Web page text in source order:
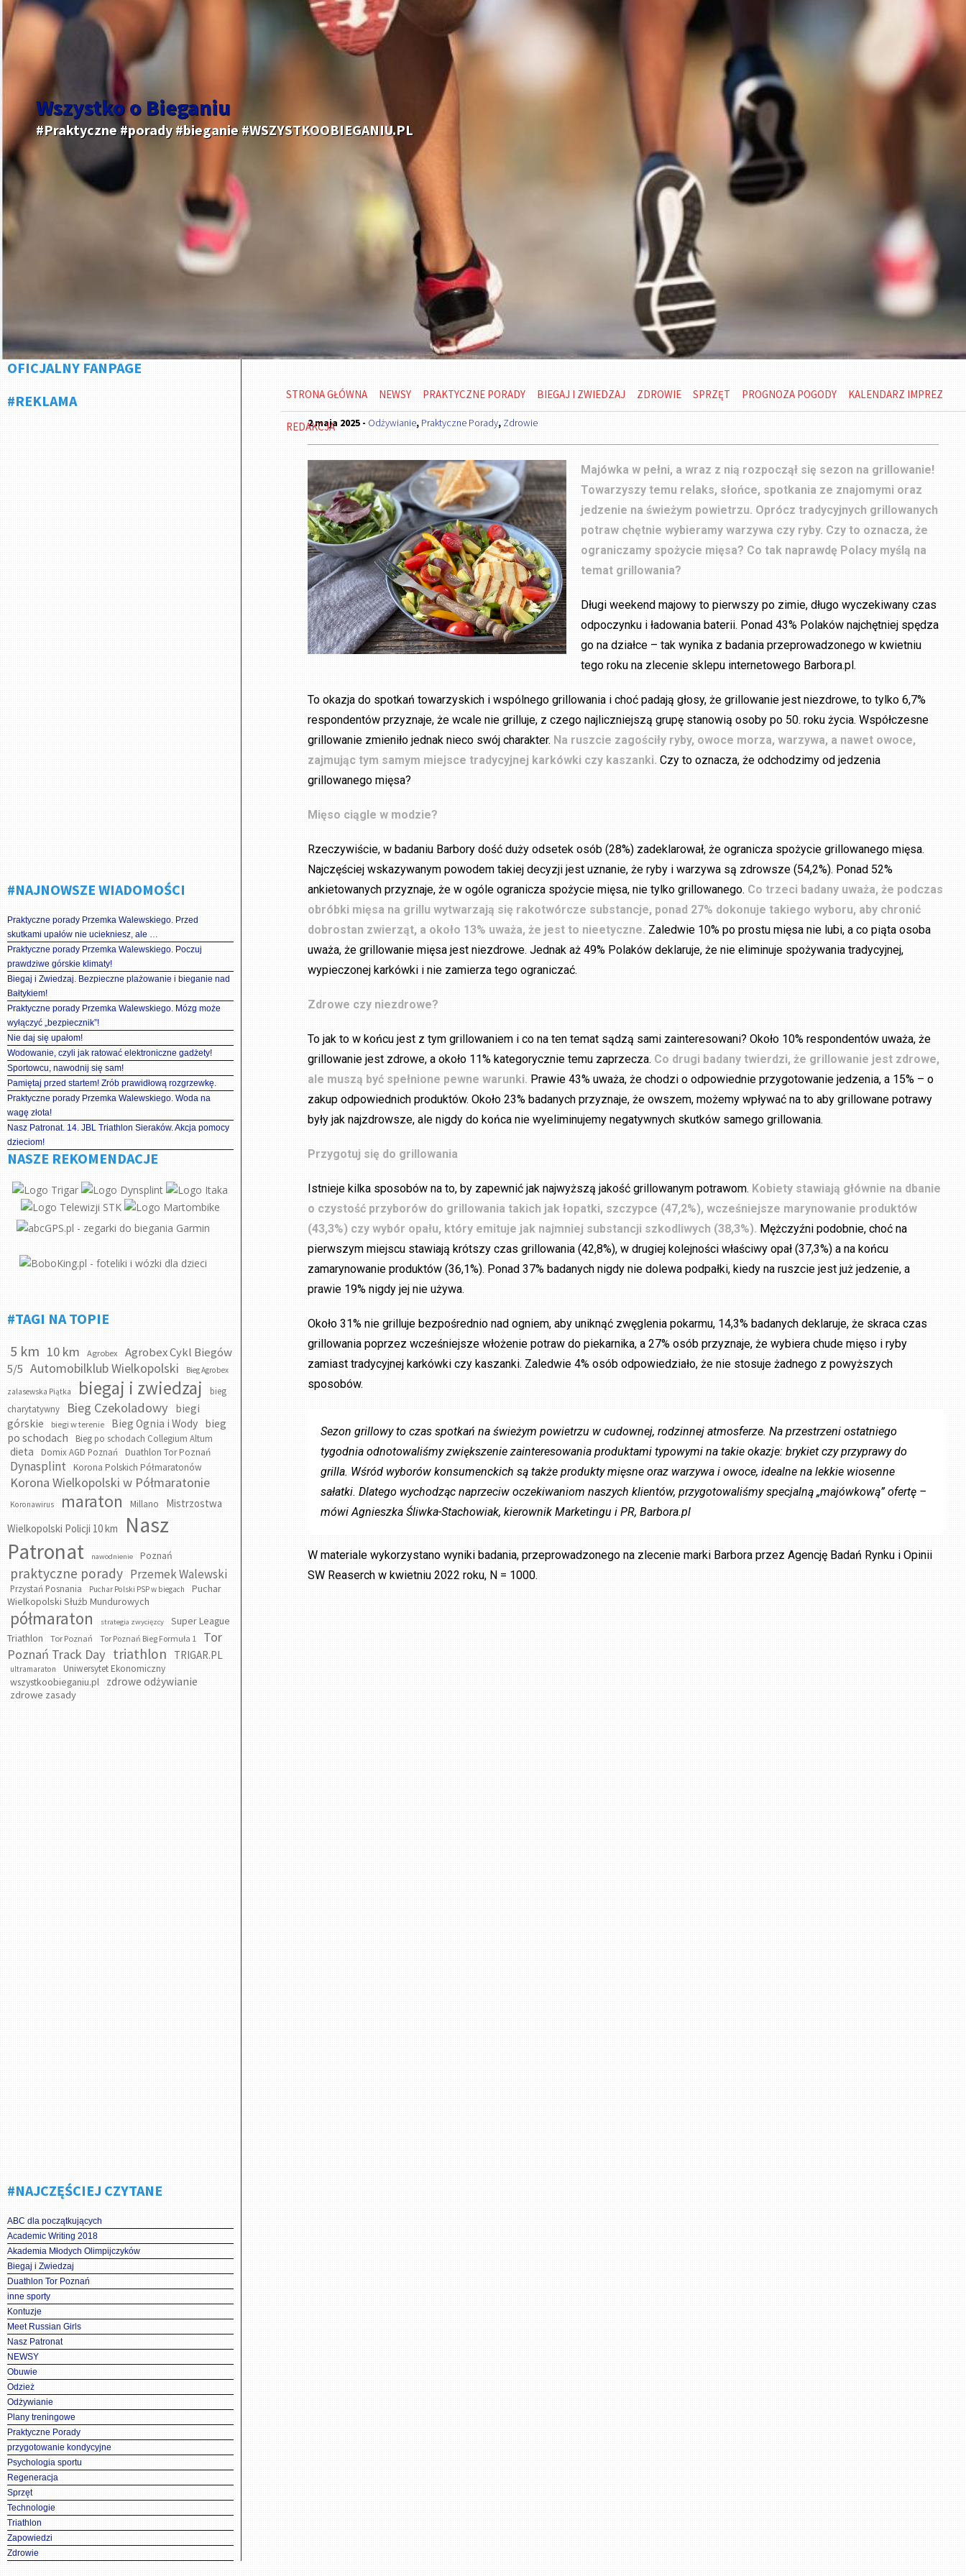
Wszystko o Bieganiu
#Praktyczne #porady #bieganie #WSZYSTKOOBIEGANIU.PL
OFICJALNY FANPAGE
#REKLAMA
#NAJNOWSZE WIADOMOŚCI
Praktyczne porady Przemka Walewskiego. Przed
skutkami upałów nie uciekniesz, ale …
Praktyczne porady Przemka Walewskiego. Poczuj
prawdziwe górskie klimaty!
Biegaj i Zwiedzaj. Bezpieczne plażowanie i bieganie nad
Bałtykiem!
Praktyczne porady Przemka Walewskiego. Mózg może
wyłączyć „bezpiecznik”!
Nie daj się upałom!
Wodowanie, czyli jak ratować elektroniczne gadżety!
Sportowcu, nawodnij się sam!
Pamiętaj przed startem! Zrób prawidłową rozgrzewkę.
Praktyczne porady Przemka Walewskiego. Woda na
wagę złota!
Nasz Patronat. 14. JBL Triathlon Sieraków. Akcja pomocy
dzieciom!
NASZE REKOMENDACJE
#TAGI NA TOPIE
5 km 10 km Agrobex
Agrobex Cykl Biegów
5/5 Automobilklub Wielkopolski Bieg Agrobex
zalasewska Piątka biegaj i zwiedzaj
bieg
charytatywny
Bieg Czekoladowy
biegi
górskie
biegi w terenie Bieg Ognia i Wody bieg
po schodach
Bieg po schodach Collegium Altum
dieta Domix AGD Poznań Duathlon Tor Poznań
Dynasplint Korona Polskich Półmaratonów
Korona Wielkopolski w Półmaratonie
Koronawirus maraton Millano
Mistrzostwa
Wielkopolski Policji 10 km
Nasz
Patronat
nawodnienie Poznań
praktyczne porady Przemek Walewski
Przystań Posnania Puchar Polski PSP w biegach
Puchar
Wielkopolski Służb Mundurowych
półmaraton strategia zwycięzcy
Super League
Triathlon
Tor Poznań Tor Poznań Bieg Formuła 1
Tor
Poznań Track Day triathlon TRIGAR.PL
ultramaraton Uniwersytet Ekonomiczny
wszystkoobieganiu.pl zdrowe odżywianie
zdrowe zasady
#NAJCZĘŚCIEJ CZYTANE
ABC dla początkujących
Academic Writing 2018
Akademia Młodych Olimpijczyków
Biegaj i Zwiedzaj
Duathlon Tor Poznań
inne sporty
Kontuzje
Meet Russian Girls
Nasz Patronat
NEWSY
Obuwie
Odzież
Odżywianie
Plany treningowe
Praktyczne Porady
przygotowanie kondycyjne
Psychologia sportu
Regeneracja
Sprzęt
Technologie
Triathlon
Zapowiedzi
Zdrowie
STRONA GŁÓWNA NEWSY PRAKTYCZNE PORADY BIEGAJ I ZWIEDZAJ ZDROWIE SPRZĘT PROGNOZA POGODY KALENDARZ IMPREZ
REDAKCJA
2 maja 2025 - Odżywianie, Praktyczne Porady, Zdrowie
Majówka w pełni, a wraz z nią rozpoczął się sezon na grillowanie!
Towarzyszy temu relaks, słońce, spotkania ze znajomymi oraz
jedzenie na świeżym powietrzu. Oprócz tradycyjnych grillowanych
potraw chętnie wybieramy warzywa czy ryby. Czy to oznacza, że
ograniczamy spożycie mięsa? Co tak naprawdę Polacy myślą na
temat grillowania?
Długi weekend majowy to pierwszy po zimie, długo wyczekiwany czas
odpoczynku i ładowania baterii. Ponad 43% Polaków najchętniej spędza
go na działce – tak wynika z badania przeprowadzonego w kwietniu
tego roku na zlecenie sklepu internetowego Barbora.pl.
To okazja do spotkań towarzyskich i wspólnego grillowania i choć padają głosy, że grillowanie jest niezdrowe, to tylko 6,7%
respondentów przyznaje, że wcale nie grilluje, z czego najliczniejszą grupę stanowią osoby po 50. roku życia. Współczesne
grillowanie zmieniło jednak nieco swój charakter. Na ruszcie zagościły ryby, owoce morza, warzywa, a nawet owoce,
zajmując tym samym miejsce tradycyjnej karkówki czy kaszanki. Czy to oznacza, że odchodzimy od jedzenia
grillowanego mięsa?
Mięso ciągle w modzie?
Rzeczywiście, w badaniu Barbory dość duży odsetek osób (28%) zadeklarował, że ogranicza spożycie grillowanego mięsa.
Najczęściej wskazywanym powodem takiej decyzji jest uznanie, że ryby i warzywa są zdrowsze (54,2%). Ponad 52%
ankietowanych przyznaje, że w ogóle ogranicza spożycie mięsa, nie tylko grillowanego. Co trzeci badany uważa, że podczas
obróbki mięsa na grillu wytwarzają się rakotwórcze substancje, ponad 27% dokonuje takiego wyboru, aby chronić
dobrostan zwierząt, a około 13% uważa, że jest to nieetyczne. Zaledwie 10% po prostu mięsa nie lubi, a co piąta osoba
uważa, że grillowanie mięsa jest niezdrowe. Jednak aż 49% Polaków deklaruje, że nie eliminuje spożywania tradycyjnej,
wypieczonej karkówki i nie zamierza tego ograniczać.
Zdrowe czy niezdrowe?
To jak to w końcu jest z tym grillowaniem i co na ten temat sądzą sami zainteresowani? Około 10% respondentów uważa, że
grillowanie jest zdrowe, a około 11% kategorycznie temu zaprzecza. Co drugi badany twierdzi, że grillowanie jest zdrowe,
ale muszą być spełnione pewne warunki. Prawie 43% uważa, że chodzi o odpowiednie przygotowanie jedzenia, a 15% – o
zakup odpowiednich produktów. Około 23% badanych przyznaje, że owszem, możemy wpływać na to aby grillowane potrawy
były jak najzdrowsze, ale nigdy do końca nie wyeliminujemy negatywnych skutków samego grillowania.
Przygotuj się do grillowania
Istnieje kilka sposobów na to, by zapewnić jak najwyższą jakość grillowanym potrawom. Kobiety stawiają głównie na dbanie
o czystość przyborów do grillowania takich jak łopatki, szczypce (47,2%), wcześniejsze marynowanie produktów
(43,3%) czy wybór opału, który emituje jak najmniej substancji szkodliwych (38,3%). Mężczyźni podobnie, choć na
pierwszym miejscu stawiają krótszy czas grillowania (42,8%), w drugiej kolejności właściwy opał (37,3%) a na końcu
zamarynowanie produktów (36,1%). Ponad 37% badanych nigdy nie dolewa podpałki, kiedy na ruszcie jest już jedzenie, a
prawie 19% nigdy jej nie używa.
Około 31% nie grilluje bezpośrednio nad ogniem, aby uniknąć zwęglenia pokarmu, 14,3% badanych deklaruje, że skraca czas
grillowania poprzez wcześniejsze włożenie potraw do piekarnika, a 27% osób przyznaje, że wybiera chude mięso i ryby
zamiast tradycyjnej karkówki czy kaszanki. Zaledwie 4% osób odpowiedziało, że nie stosuje żadnego z powyższych
sposobów.
Sezon grillowy to czas spotkań na świeżym powietrzu w cudownej, rodzinnej atmosferze. Na przestrzeni ostatniego
tygodnia odnotowaliśmy zwiększenie zainteresowania produktami typowymi na takie okazje: brykiet czy przyprawy do
grilla. Wśród wyborów konsumenckich są także produkty mięsne oraz warzywa i owoce, idealne na lekkie wiosenne
sałatki. Dlatego wychodząc naprzeciw oczekiwaniom naszych klientów, przygotowaliśmy specjalną „majówkową” ofertę –
mówi Agnieszka Śliwka-Stachowiak, kierownik Marketingu i PR, Barbora.pl
W materiale wykorzystano wyniki badania, przeprowadzonego na zlecenie marki Barbora przez Agencję Badań Rynku i Opinii
SW Reaserch w kwietniu 2022 roku, N = 1000.